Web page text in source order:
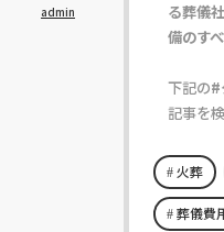
admin
る葬儀
備のす
下記の#
記事を
火葬
葬儀費